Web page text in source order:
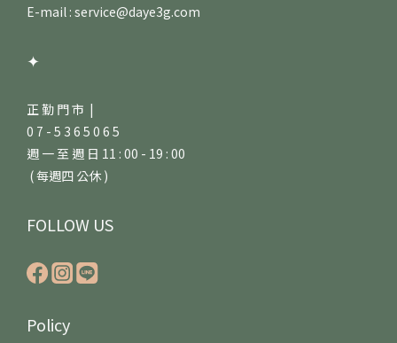
E-mail : service@daye3g.com
✦
正 勤 門 市 |
0 7 - 5 3 6 5 0 6 5
週 一 至 週 日 11 : 00 - 19 : 00
( 每週四 公休 )
FOLLOW US
Policy